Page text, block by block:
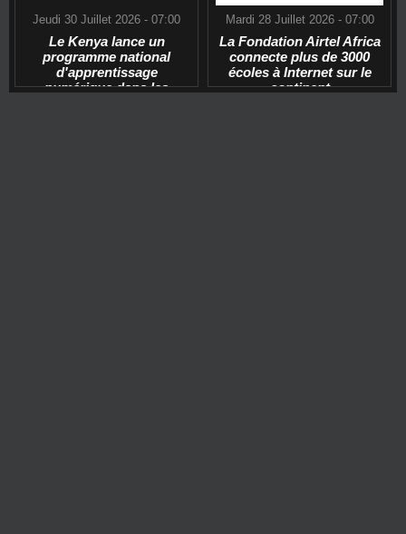
Jeudi 30 Juillet 2026 - 07:00
Le Kenya lance un
programme national
d'apprentissage
numérique dans les
Mardi 28 Juillet 2026 - 07:00
La Fondation Airtel Africa
connecte plus de 3000
écoles à Internet sur le
continent